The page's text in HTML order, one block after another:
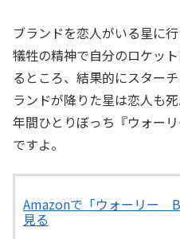
ブランドを恋人がいる星に
犠牲の精神で自分のロケッ
るところ、結果的にスター
ランドが降りた星は恋人も
年間ひとりぼっち『ウォー
ですよ。
Amazonで「ウォーリー
見る